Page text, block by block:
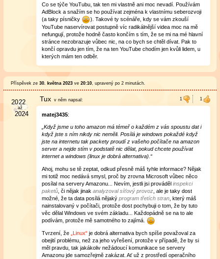
Co se týče YouTubu, tak ten mi vlastně ani moc nevadí. Používám
AdBlock a snažím se ho používat zejména k vlastnímu seberozvoji
(a taky písničky
). Takové ty scénáře, kdy se vám zkouší
YouTube naservírovat postupně víc radikálnější videa moc na mě
nefungují, protože hodně často končím s tím, že se mi na mé hlavní
stránce nezobrazuje vůbec nic, na co bych se chtěl dívat. Pak to
končí opravdu jen tím, že na ten YouTube chodím jen kvůli lidem, u
kterých mám ten odběr.
Příspěvek ze 30. května 2023ve 20:10, upravený po 2 minutách.
Tux v němnapsal:
matej3435:
„Když jsme u toho amazon má témeř o každém z vás spoustu dat i
když jste s ním nikdy nic neměli. Posílá je windows pokaždé když
jste na internetu tak packety proudí z vašeho počítače na amazon
server a nejde stím v podstatě nic dělat, pokud chcete používat
internet a windows (linux je dobrá alternativa).“
Ahoj, mohu se tě zeptat, odkud přesně máš tyhle informace? Nějak
mi totiž moc nedává smysl, proč by zrovna Microsoft vůbec něco
posílal na servery Amazonu... Nevím, jestli jsi prováděl inspekci
paketů, či nějak jinak analyzoval síťový provoz, ale je taky dost
možné, že ta data posílá nějaký program třetích stran, který máš
nainstalovaný v počítači, protože dost pochybuji o tom, že by tuto
věc dělal Windows ve svém základu... Každopádně se na to ale
podívám, protože mě samotného to zajímá.
Tvrzení, že „Linux“je dobrá alternativa bych spíše považoval za
obejití problému, než za jeho vyřešení, protože v případě, že by si
měl pravdu, tak jakákoliv nežádoucí komunikace se servery
Amazonu jde samozřejmě zakázat. Ať už z prostředí operačního